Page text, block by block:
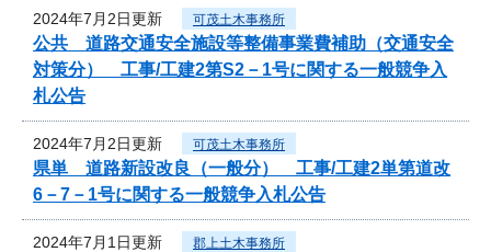
2024年7月2日更新 可茂土木事務所
公共 道路交通安全施設等整備事業費補助（交通安全
対策分） 工事/工建2第S2－1号に関する一般競争入
札公告
2024年7月2日更新 可茂土木事務所
県単 道路新設改良（一般分） 工事/工建2単第道改
6－7－1号に関する一般競争入札公告
2024年7月1日更新 郡上土木事務所